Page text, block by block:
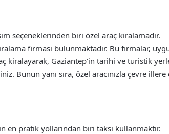
seçeneklerinden biri özel araç kiralamadır.
firması bulunmaktadır. Bu firmalar,
kiralayarak, Gaziantep’in tarihi ve turistik
Bunun yanı sıra, özel aracınızla çevre illere
en pratik yollarından biri taksi kullanmaktır.